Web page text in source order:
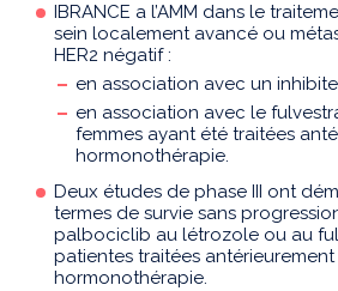
IBRANCE a l’AMM dans le
sein localement avancé ou
HER2 négatif :
en association avec un
en association avec le
femmes ayant été traitées
hormonothérapie.
Deux études de phase III ont
termes de survie sans
palbociclib au létrozole ou au
patientes traitées
hormonothérapie.